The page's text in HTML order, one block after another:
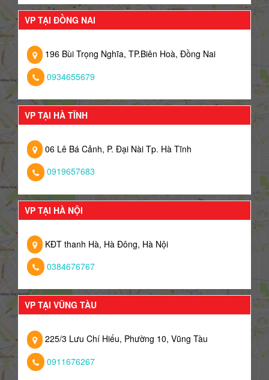
VP TẠI ĐỒNG NAI
196 Bùi Trọng Nghĩa, TP.Biên Hoà, Đồng Nai
0934655679
VP TẠI HÀ TĨNH
06 Lê Bá Cảnh, P. Đại Nài Tp. Hà Tĩnh
0919657683
VP TẠI HÀ NỘI
KĐT thanh Hà, Hà Đông, Hà Nội
0384676767
VP TẠI VŨNG TÀU
225/3 Lưu Chí Hiếu, Phường 10, Vũng Tàu
0911676267